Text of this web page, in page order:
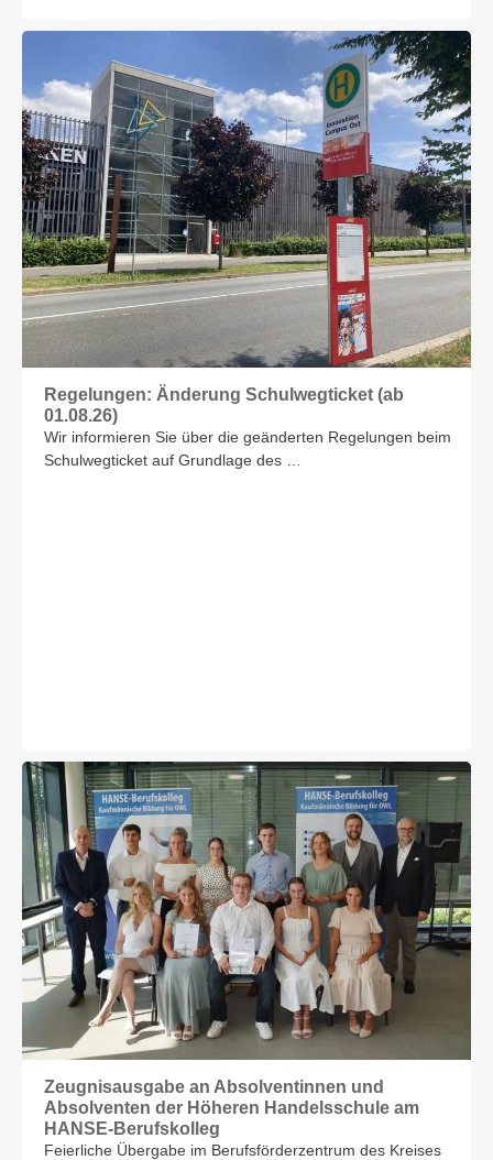
Regelungen: Änderung Schulwegticket (ab
01.08.26)
Wir informieren Sie über die geänderten Regelungen beim
Schulwegticket auf Grundlage des …
Zeugnisausgabe an Absolventinnen und
Absolventen der Höheren Handelsschule am
HANSE-Berufskolleg
Feierliche Übergabe im Berufsförderzentrum des Kreises